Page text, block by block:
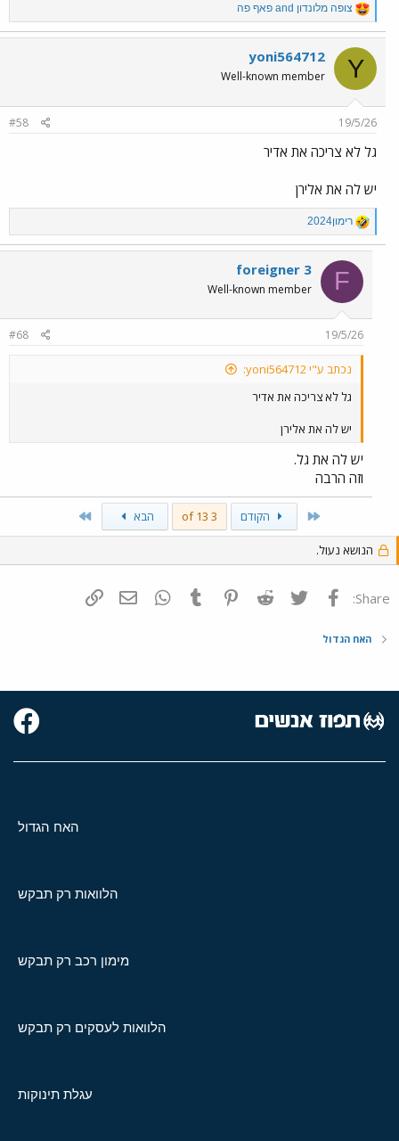
R
e
a
c
t
o
s
צופה מלונדון פאף פה
Y
yoni564712
Well-known member
19/5/26
#58
גל לא צריכה את אדיר
יש לה את אלירן
R
e
a
c
o
n
s
רימון2024
F
foreigner 3
Well-known member
19/5/26
#68
נכתב ע"י yoni564712:
גל לא צריכה את אדיר
יש לה את אלירן
יש לה את גל.
וזה הרבה
הקודם 3 of 13 הבא
הנושא נעול.
Share: פייסבוק Twitter
Reddit
Pinterest
Tumblr
WhatsAppדואר אלקטרוני
האח הגדול
האח הגדול
הלוואות רק תבקש
מימון רכב רק תבקש
הלוואות לעסקים רק תבקש
עגלת תינוקות